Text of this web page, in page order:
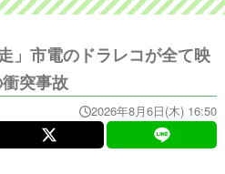
」市電のドラレコが全て映
突事故
2026年8月6日(木) 16:50